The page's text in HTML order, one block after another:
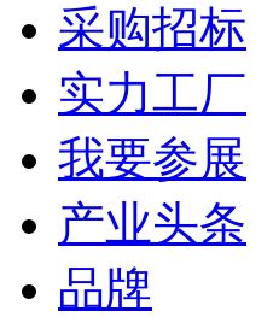
采购招标
实力工厂
我要参展
产业头条
品牌